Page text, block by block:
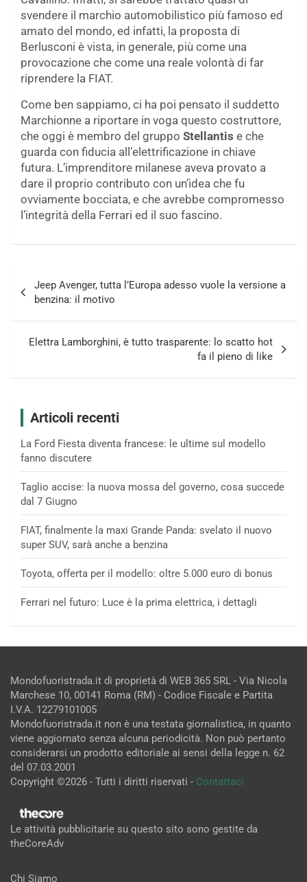
svendere il marchio automobilistico più famoso ed
amato del mondo, ed infatti, la proposta di
Berlusconi è vista, in generale, più come una
provocazione che come una reale volontà di far
riprendere la FIAT.
Come ben sappiamo, ci ha poi pensato il suddetto
Marchionne a riportare in voga questo costruttore,
che oggi è membro del gruppo Stellantis e che
guarda con fiducia all’elettrificazione in chiave
futura. L’imprenditore milanese aveva provato a
dare il proprio contributo con un’idea che fu
ovviamente bocciata, e che avrebbe compromesso
l’integrità della Ferrari ed il suo fascino.
articoli
Jeep Avenger, tutta l’Europa adesso vuole la versione a
benzina: il motivo
Elettra Lamborghini, è tutto trasparente: lo scatto hot
fa il pieno di like
Articoli recenti
La Ford Fiesta diventa francese: le ultime sul modello
fanno discutere
Taglio accise: la nuova mossa del governo, cosa succede
dal 7 Giugno
FIAT, finalmente la maxi Grande Panda: svelato il nuovo
super SUV, sarà anche a benzina
Toyota, offerta per il modello: oltre 5.000 euro di bonus
Ferrari nel futuro: Luce è la prima elettrica, i dettagli
Mondofuoristrada.it di proprietà di WEB 365 SRL - Via Nicola
Marchese 10, 00141 Roma (RM) - Codice Fiscale e Partita
I.V.A. 12279101005
Mondofuoristrada.it non è una testata giornalistica, in quanto
viene aggiornato senza alcuna periodicità. Non può pertanto
considerarsi un prodotto editoriale ai sensi della legge n. 62
del 07.03.2001
Copyright ©2026 - Tutti i diritti riservati - Contattaci
Le attività pubblicitarie su questo sito sono gestite da
theCoreAdv
Chi Siamo